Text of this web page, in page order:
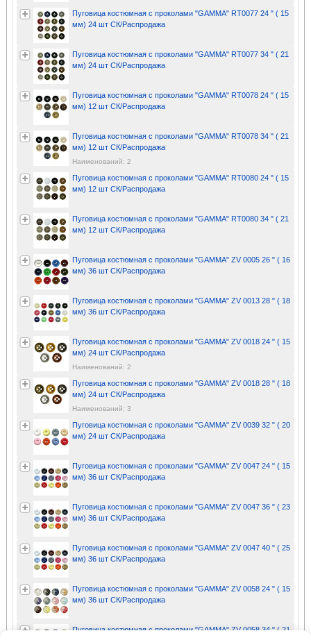
Пуговица костюмная с проколами "GAMMA" RT0077 24 " ( 15
мм) 24 шт СК/Распродажа
Пуговица костюмная с проколами "GAMMA" RT0077 34 " ( 21
мм) 24 шт СК/Распродажа
Пуговица костюмная с проколами "GAMMA" RT0078 24 " ( 15
мм) 12 шт СК/Распродажа
Пуговица костюмная с проколами "GAMMA" RT0078 34 " ( 21
мм) 12 шт СК/Распродажа
Наименований: 2
Пуговица костюмная с проколами "GAMMA" RT0080 24 " ( 15
мм) 12 шт СК/Распродажа
Пуговица костюмная с проколами "GAMMA" RT0080 34 " ( 21
мм) 12 шт СК/Распродажа
Пуговица костюмная с проколами "GAMMA" ZV 0005 26 " ( 16
мм) 36 шт СК/Распродажа
Пуговица костюмная с проколами "GAMMA" ZV 0013 28 " ( 18
мм) 36 шт СК/Распродажа
Пуговица костюмная с проколами "GAMMA" ZV 0018 24 " ( 15
мм) 24 шт СК/Распродажа
Наименований: 2
Пуговица костюмная с проколами "GAMMA" ZV 0018 28 " ( 18
мм) 24 шт СК/Распродажа
Наименований: 3
Пуговица костюмная с проколами "GAMMA" ZV 0039 32 " ( 20
мм) 24 шт СК/Распродажа
Пуговица костюмная с проколами "GAMMA" ZV 0047 24 " ( 15
мм) 36 шт СК/Распродажа
Пуговица костюмная с проколами "GAMMA" ZV 0047 36 " ( 23
мм) 36 шт СК/Распродажа
Пуговица костюмная с проколами "GAMMA" ZV 0047 40 " ( 25
мм) 36 шт СК/Распродажа
Пуговица костюмная с проколами "GAMMA" ZV 0058 24 " ( 15
мм) 36 шт СК/Распродажа
Пуговица костюмная с проколами "GAMMA" ZV 0058 34 " ( 21